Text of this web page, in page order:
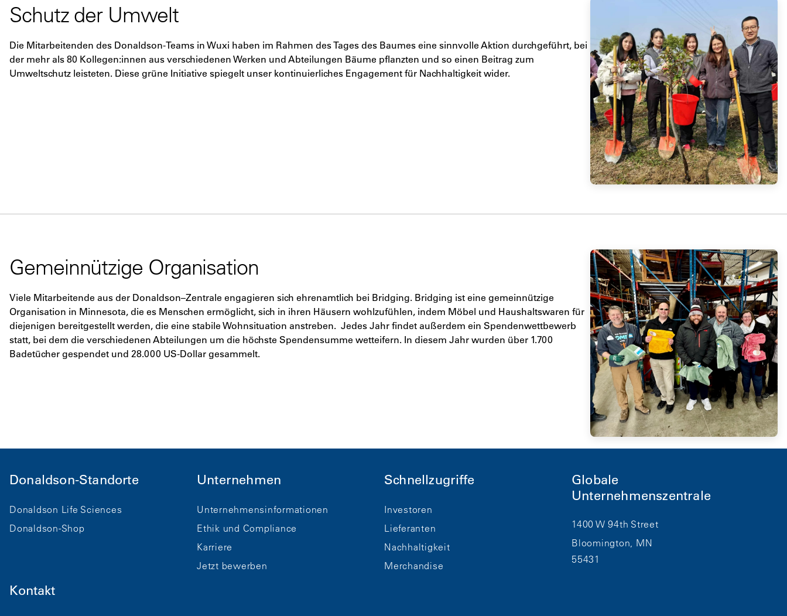
Schutz der Umwelt
Die Mitarbeitenden des Donaldson-Teams in Wuxi haben im Rahmen des Tages des Baumes eine sinnvolle Aktion durchgeführt, bei
der mehr als 80 Kollegen:innen aus verschiedenen Werken und Abteilungen Bäume pflanzten und so einen Beitrag zum
Umweltschutz leisteten. Diese grüne Initiative spiegelt unser kontinuierliches Engagement für Nachhaltigkeit wider.
Gemeinnützige Organisation
Viele Mitarbeitende aus der Donaldson–Zentrale engagieren sich ehrenamtlich bei Bridging. Bridging ist eine gemeinnützige
Organisation in Minnesota, die es Menschen ermöglicht, sich in ihren Häusern wohlzufühlen, indem Möbel und Haushaltswaren für
diejenigen bereitgestellt werden, die eine stabile Wohnsituation anstreben. Jedes Jahr findet außerdem ein Spendenwettbewerb
statt, bei dem die verschiedenen Abteilungen um die höchste Spendensumme wetteifern. In diesem Jahr wurden über 1.700
Badetücher gespendet und 28.000 US-Dollar gesammelt.
Donaldson-Standorte
Donaldson Life Sciences
Donaldson-Shop
Unternehmen
Unternehmensinformationen
Ethik und Compliance
Karriere
Jetzt bewerben
Schnellzugriffe
Investoren
Lieferanten
Nachhaltigkeit
Merchandise
Globale
Unternehmenszentrale
1400 W 94th Street
Bloomington, MN
55431
Kontakt